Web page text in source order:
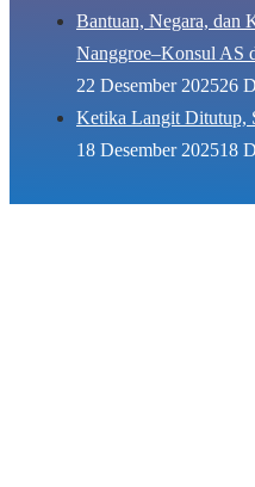
Bantuan, Negara, dan
Nanggroe–Konsul AS
22 Desember 202526
Ketika Langit Ditutup,
18 Desember 202518